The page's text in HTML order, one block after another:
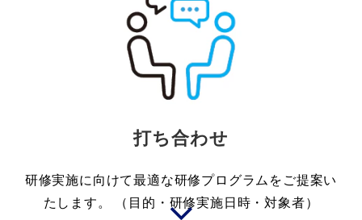
打ち合わせ
研修実施に向けて最適な研修プログラムをご提案い
たします。 （目的・研修実施日時・対象者）